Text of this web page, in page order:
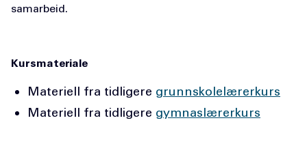
samarbeid.
Kursmateriale
Materiell fra tidligere grunnskolelærerkurs
Materiell fra tidligere gymnaslærerkurs